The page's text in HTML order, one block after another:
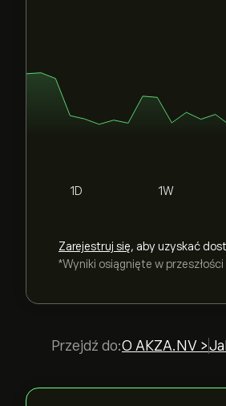
1D 1W
Zarejestruj się, aby uzyskać
*Wyniki osiągnięte w
Przejdź do:O AKZA.NV >